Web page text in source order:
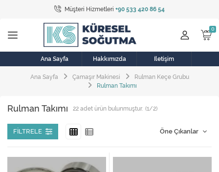
Müşteri Hizmetleri +90 533 420 86 54
Tüm Kategoriler
Bulaşık Makinesi
Buzdolabı
Çamaşır Kurutma Makinesi
Elektrikli Süpürge
Ana Sayfa Hakkımızda İletişim
Ana Sayfa Çamaşır Makinesi
Rulman Keçe Grubu
Rulman Takımı
Rulman Takımı 22 adet ürün bulunmuştur. (1/2)
FILTRELE